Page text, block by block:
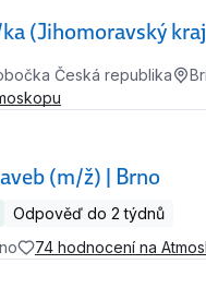
(Jihomoravský
Česká republika
(m/ž) | Brno
Odpověď do 2 týdnů
74 hodnocení na